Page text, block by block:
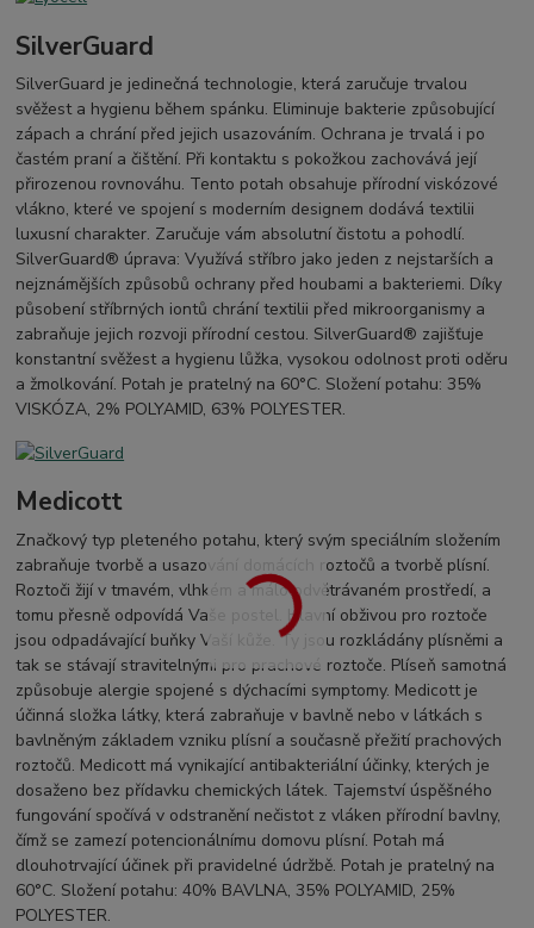
SilverGuard
SilverGuard je jedinečná technologie, která zaručuje trvalou
svěžest a hygienu během spánku. Eliminuje bakterie způsobující
zápach a chrání před jejich usazováním. Ochrana je trvalá i po
častém praní a čištění. Při kontaktu s pokožkou zachovává její
přirozenou rovnováhu. Tento potah obsahuje přírodní viskózové
vlákno, které ve spojení s moderním designem dodává textilii
luxusní charakter. Zaručuje vám absolutní čistotu a pohodlí.
SilverGuard® úprava: Využívá stříbro jako jeden z nejstarších a
nejznámějších způsobů ochrany před houbami a bakteriemi. Díky
působení stříbrných iontů chrání textilii před mikroorganismy a
zabraňuje jejich rozvoji přírodní cestou. SilverGuard® zajišťuje
konstantní svěžest a hygienu lůžka, vysokou odolnost proti oděru
a žmolkování. Potah je pratelný na 60°C. Složení potahu: 35%
VISKÓZA, 2% POLYAMID, 63% POLYESTER.
Medicott
Značkový typ pleteného potahu, který svým speciálním složením
zabraňuje tvorbě a usazování domácích roztočů a tvorbě plísní.
Roztoči žijí v tmavém, vlhkém a málo odvětrávaném prostředí, a
tomu přesně odpovídá Vaše postel. Hlavní obživou pro roztoče
jsou odpadávající buňky Vaší kůže. Ty jsou rozkládány plísněmi a
tak se stávají stravitelnými pro prachové roztoče. Plíseň samotná
způsobuje alergie spojené s dýchacími symptomy. Medicott je
účinná složka látky, která zabraňuje v bavlně nebo v látkách s
bavlněným základem vzniku plísní a současně přežití prachových
roztočů. Medicott má vynikající antibakteriální účinky, kterých je
dosaženo bez přídavku chemických látek. Tajemství úspěšného
fungování spočívá v odstranění nečistot z vláken přírodní bavlny,
čímž se zamezí potencionálnímu domovu plísní. Potah má
dlouhotrvající účinek při pravidelné údržbě. Potah je pratelný na
60°C. Složení potahu: 40% BAVLNA, 35% POLYAMID, 25%
POLYESTER.